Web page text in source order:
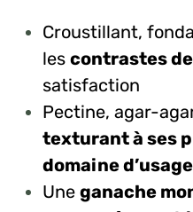
Croustillant,
les contrastes
satisfaction
Pectine, agar-
texturant à ses
domaine d’usage
Une ganache